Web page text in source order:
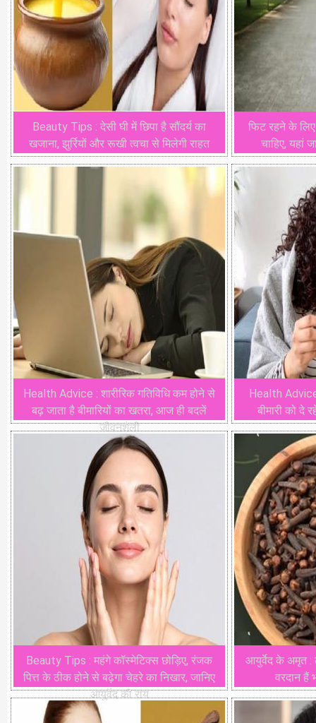
Beauty Tips : देसी घी में छिपा है सौंदर्य का
खजाना, झुर्रियों और रूखी त्वचा से मिलेगी राहत
फिट रहने के
चाहिए, यहां
Health Advice : शारीरिक गतिविधि कम होने से
बढ़ जाता है बीमारियों का खतरा, आज ही बदलें
जीवनशैली
Health
बीमारी को दे
Beauty Tips : महंगे कॉस्मेटिक्स छोड़िए, रंजक
पित्त के ठीक होने से बढ़ेगा चेहरे का निखार, जानिए
आयुर्वेद की राय
आयुर्वेद के अमृत :
वरदान हैं